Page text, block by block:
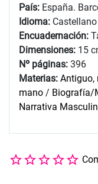
País: España.
Idioma: Castellano
Encuadernación:
Dimensiones: 15
Nº páginas: 396
Materias: Antiguo,
mano / Biografía/
Narrativa